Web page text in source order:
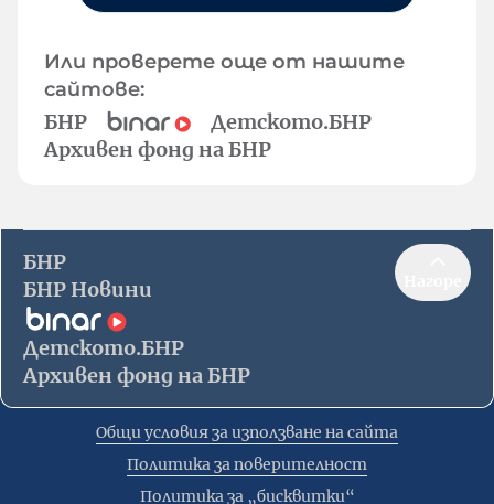
Или проверете още от нашите
сайтове:
БНР
Детското.БНР
Архивен фонд на БНР
БНР
БНР Новини
Детското.БНР
Архивен фонд на БНР
Общи условия за използване на сайта
Политика за поверителност
Политика за „бисквитки“